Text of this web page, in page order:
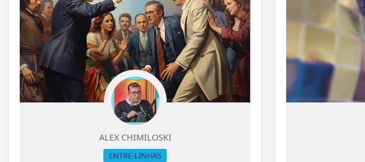
ALEX CHIMILOSKI
ENTRE-LINHAS